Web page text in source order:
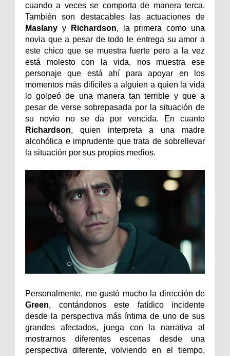
cuando a veces se comporta de manera terca.
También son destacables las actuaciones de
Maslany y Richardson, la primera como una
novia que a pesar de todo le entrega su amor a
este chico que se muestra fuerte pero a la vez
está molesto con la vida, nos muestra ese
personaje que está ahí para apoyar en los
momentos más difíciles a alguien a quien la vida
lo golpeó de una manera tan terrible y que a
pesar de verse sobrepasada por la situación de
su novio no se da por vencida. En cuanto
Richardson, quien interpreta a una madre
alcohólica e imprudente que trata de sobrellevar
la situación por sus propios medios.
Personalmente, me gustó mucho la dirección de
Green, contándonos este fatídico incidente
desde la perspectiva más íntima de uno de sus
grandes afectados, juega con la narrativa al
mostrarnos diferentes escenas desde una
perspectiva diferente, volviendo en el tiempo,